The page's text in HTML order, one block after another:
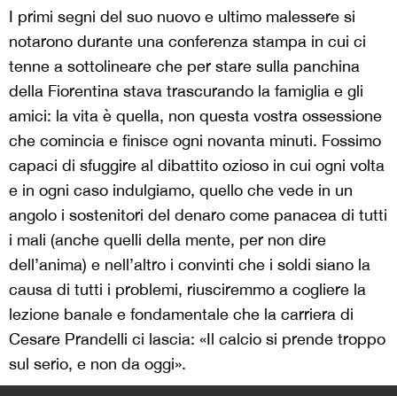
I primi segni del suo nuovo e ultimo malessere si
notarono durante una conferenza stampa in cui ci
tenne a sottolineare che per stare sulla panchina
della Fiorentina stava trascurando la famiglia e gli
amici: la vita è quella, non questa vostra ossessione
che comincia e finisce ogni novanta minuti. Fossimo
capaci di sfuggire al dibattito ozioso in cui ogni volta
e in ogni caso indulgiamo, quello che vede in un
angolo i sostenitori del denaro come panacea di tutti
i mali (anche quelli della mente, per non dire
dell’anima) e nell’altro i convinti che i soldi siano la
causa di tutti i problemi, riusciremmo a cogliere la
lezione banale e fondamentale che la carriera di
Cesare Prandelli ci lascia: «Il calcio si prende troppo
sul serio, e non da oggi».